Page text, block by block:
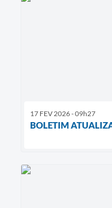
17 FEV 2026 - 09h27
BOLETIM